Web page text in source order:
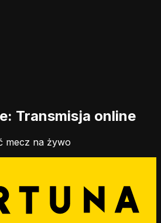
Transmisja online
mecz na żywo